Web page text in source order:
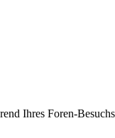
Ihres Foren-